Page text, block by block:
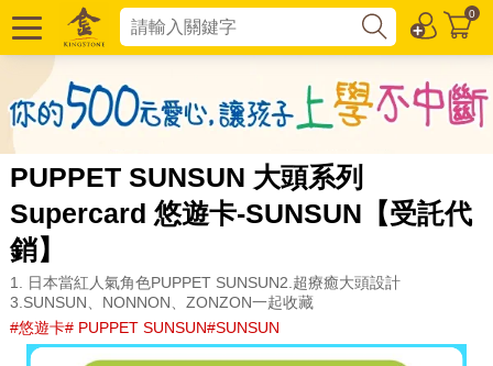
0
PUPPET SUNSUN 大頭系列
Supercard 悠遊卡-SUNSUN【受託代
銷】
1. 日本當紅人氣角色PUPPET SUNSUN2.超療癒大頭設計
3.SUNSUN、NONNON、ZONZON一起收藏
#悠遊卡# PUPPET SUNSUN#SUNSUN